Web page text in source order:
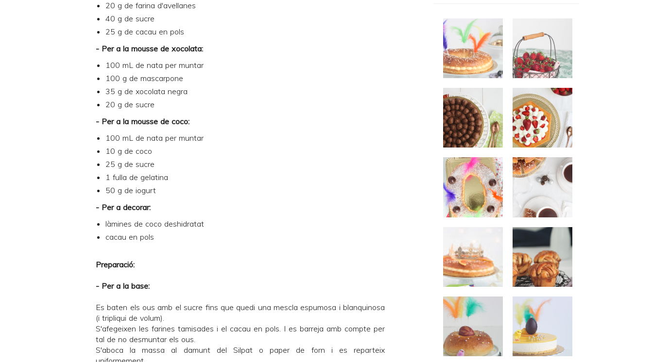
20 g de farina d'avellanes
40 g de sucre
25 g de cacau en pols
- Per a la mousse de xocolata:
100 mL de nata per muntar
100 g de mascarpone
35 g de xocolata negra
20 g de sucre
- Per a la mousse de coco:
100 mL de nata per muntar
10 g de coco
25 g de sucre
1 fulla de gelatina
50 g de iogurt
- Per a decorar:
làmines de coco deshidratat
cacau en pols
Preparació:
- Per a la base:
Es baten els ous amb el sucre fins que quedi una mescla espumosa i blanquinosa
(i tripliqui de volum).
S'afegeixen les farines tamisades i el cacau en pols. I es barreja amb compte per
tal de no desmuntar els ous.
S'aboca la massa al damunt del Silpato paper de forn i es reparteix